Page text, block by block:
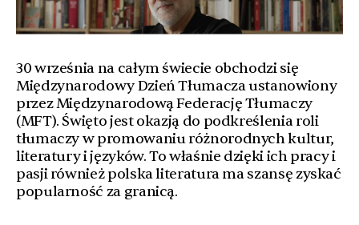
30 września na całym świecie obchodzi się
Międzynarodowy Dzień Tłumacza ustanowiony
przez Międzynarodową Federację Tłumaczy
(MFT). Święto jest okazją do podkreślenia roli
tłumaczy w promowaniu różnorodnych kultur,
literatury i języków. To właśnie dzięki ich pracy i
pasji również polska literatura ma szansę zyskać
popularność za granicą.